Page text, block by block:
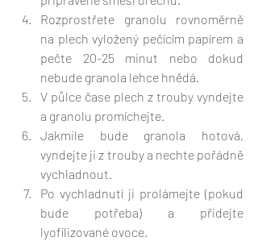
Rozprostřete granolu rovnoměrně
na plech vyložený pečícím papírem a
pečte 20-25 minut nebo dokud
nebude granola lehce hnědá.
V půlce čase plech z trouby vyndejte
a granolu promíchejte.
Jakmile bude granola hotová,
vyndejte ji z trouby a nechte pořádně
vychladnout.
Po vychladnutí ji prolámejte (pokud
bude potřeba) a přidejte
lyofilizované ovoce.